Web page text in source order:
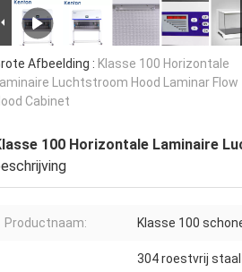
Afbeelding : Klasse 100 Horizontale
Luchtstroom Hood Laminar Flow
Cabinet
100 Horizontale Laminaire
Productnaam: Klasse 100
304 roestvrij staal